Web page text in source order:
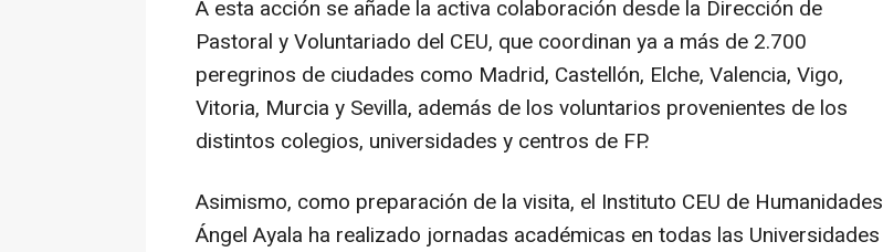
A esta acción se añade la activa colaboración desde la Dirección de
Pastoral y Voluntariado del CEU, que coordinan ya a más de 2.700
peregrinos de ciudades como Madrid, Castellón, Elche, Valencia, Vigo,
Vitoria, Murcia y Sevilla, además de los voluntarios provenientes de los
distintos colegios, universidades y centros de FP.
Asimismo, como preparación de la visita, el Instituto CEU de Humanidades
Ángel Ayala ha realizado jornadas académicas en todas las Universidades